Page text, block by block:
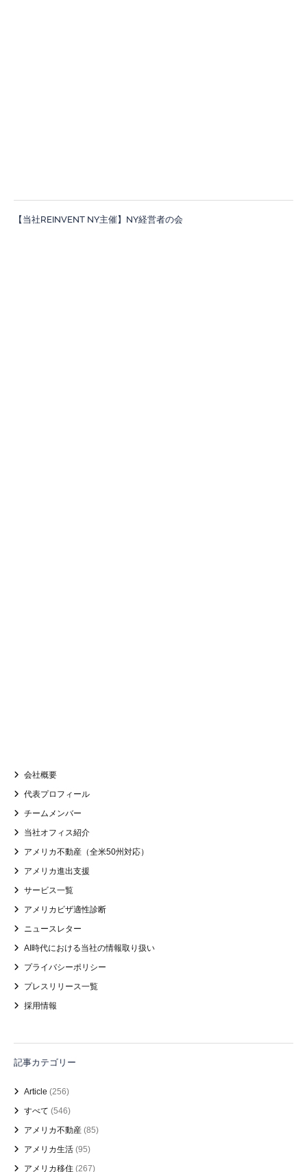
【当社REINVENT NY主催】NY経営者の会
会社概要
代表プロフィール
チームメンバー
当社オフィス紹介
アメリカ不動産（全米50州対応）
アメリカ進出支援
サービス一覧
アメリカビザ適性診断
ニュースレター
AI時代における当社の情報取り扱い
プライバシーポリシー
プレスリリース一覧
採用情報
記事カテゴリー
Article (256)
すべて (546)
アメリカ不動産 (85)
アメリカ生活 (95)
アメリカ移住 (267)